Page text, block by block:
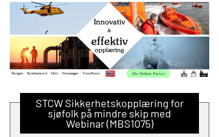
STCW Sikkerhetskopplæring for
sjøfolk på mindre skip med
Webinar (MBS1075)